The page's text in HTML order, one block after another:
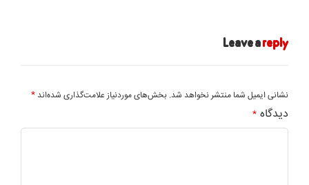
Leave areply
نشانی ایمیل شما منتشر نخواهد شد. بخش‌های موردنیاز علامت‌گذاری شده‌اند *
دیدگاه *